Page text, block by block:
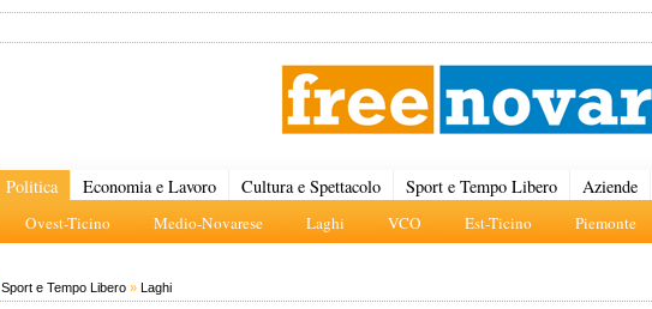
Politica
Ovest-Ticino Medio-Novarese Laghi VCO Est-Ticino Piemonte
Economia e Lavoro Cultura e Spettacolo Sport e Tempo Libero Aziende
Sport e Tempo Libero » Laghi